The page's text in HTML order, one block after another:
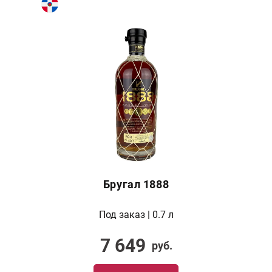
Бругал 1888
Под заказ | 0.7 л
7 649 руб.